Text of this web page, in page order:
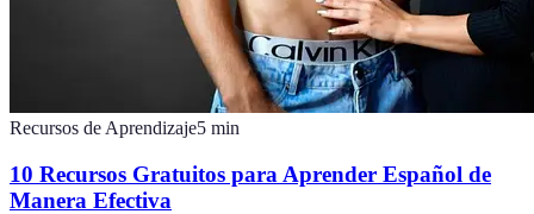
Recursos de Aprendizaje5 min
10 Recursos Gratuitos para Aprender Español de
Manera Efectiva